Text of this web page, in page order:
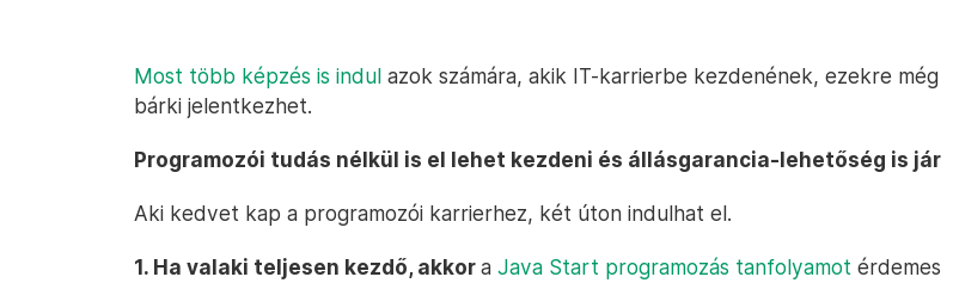
Most több képzés is indul azok számára, akik IT-karrierbe kezdenének, ezekre még
bárki jelentkezhet.
Programozói tudás nélkül is el lehet kezdeni és állásgarancia-lehetőség is jár
Aki kedvet kap a programozói karrierhez, két úton indulhat el.
1. Ha valaki teljesen kezdő, akkora Java Start programozás tanfolyamot érdemes